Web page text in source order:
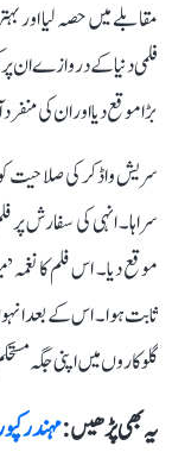
مقابلے میں حصہ لیا اور
فلمی دنیا کے دروازے ان
بڑا موقع دیا اور ان کی
سریش واڈکر کی صلاحیت
سراہا۔ انہی کی سفارش پر
موقع دیا۔ اس فلم کا
ثابت ہوا۔ اس کے بعد
گلوکاروں میں اپنی جگہ
یہ بھی پڑھیں :مہندر